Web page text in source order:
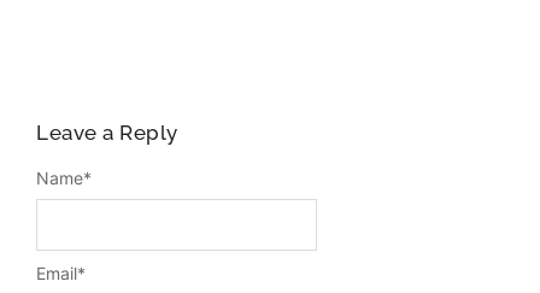
Leave a Reply
Name*
Email*